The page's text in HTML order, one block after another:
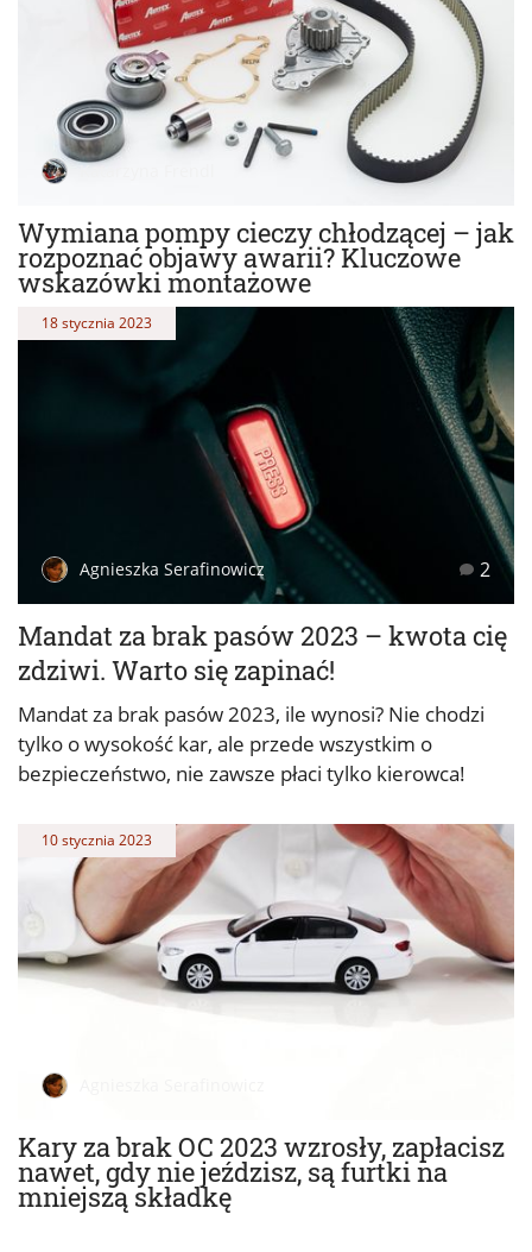
Wymiana pompy cieczy chłodzącej – jak
rozpoznać objawy awarii? Kluczowe
wskazówki montażowe
Katarzyna Frendl
Mandat za brak pasów 2023 – kwota cię
zdziwi. Warto się zapinać!
18 stycznia 2023
Agnieszka Serafinowicz 2
Mandat za brak pasów 2023, ile wynosi? Nie chodzi
tylko o wysokość kar, ale przede wszystkim o
bezpieczeństwo, nie zawsze płaci tylko kierowca!
Kary za brak OC 2023 wzrosły, zapłacisz
nawet, gdy nie jeździsz, są furtki na
mniejszą składkę
10 stycznia 2023